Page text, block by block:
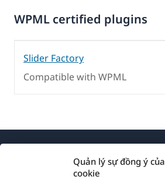
Quản lý sự đồng ý của
cookie
WPML certified plugins
Slider Factory
Compatible with WPML